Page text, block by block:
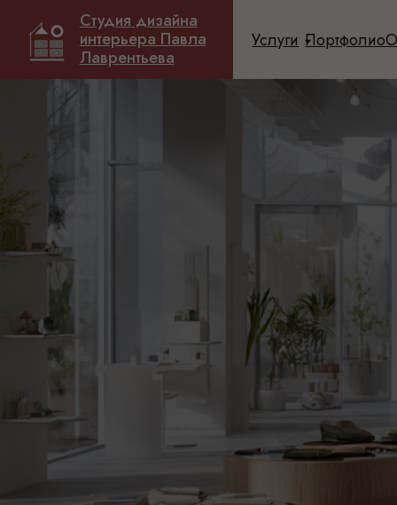
Услуги ПортфолиоО
Студия дизайна
интерьера Павла
Лаврентьева
Услуги ПортфолиоО
Студия дизайна
интерьера Павла
Лаврентьева